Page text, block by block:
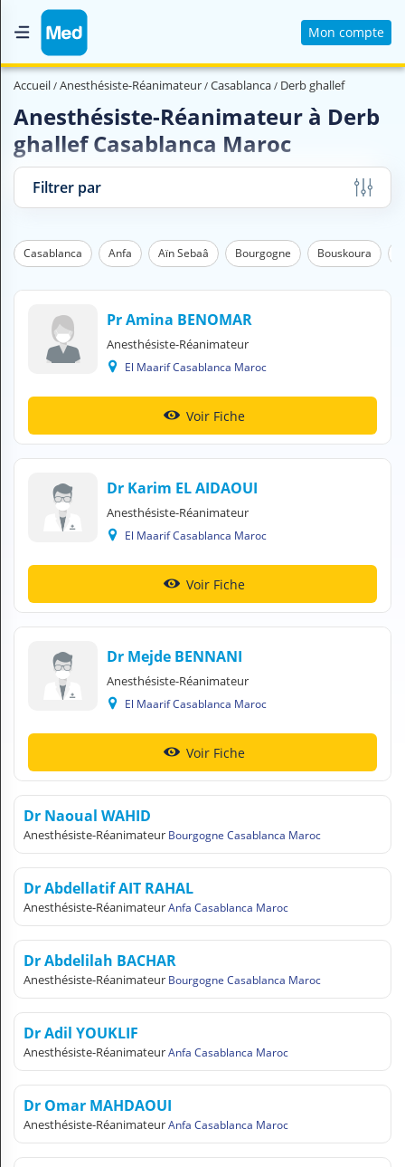
Mon compte
Accueil
Magazine Médical
Nous contacter
V
Z
Professionnel de santé
Questions médicales
Clinique
Laboratoire
Vétérinaire
O
N
C
O
P
T
E
FR Français
Accueil Anesthésiste-Réanimateur Casablanca Derb ghallef
Anesthésiste-Réanimateur à Derb
ghallef Casablanca Maroc
Filtrer par
Casablanca Anfa Aïn Sebaâ Bourgogne Bouskoura
Pr Amina BENOMAR
Anesthésiste-Réanimateur
El Maarif Casablanca Maroc
Voir Fiche
Dr Karim EL AIDAOUI
Anesthésiste-Réanimateur
El Maarif Casablanca Maroc
Voir Fiche
Dr Mejde BENNANI
Anesthésiste-Réanimateur
El Maarif Casablanca Maroc
Voir Fiche
Dr Naoual WAHID
Anesthésiste-Réanimateur Bourgogne Casablanca Maroc
Dr Abdellatif AIT RAHAL
Anesthésiste-RéanimateurAnfa Casablanca Maroc
Dr Abdelilah BACHAR
Anesthésiste-Réanimateur Bourgogne Casablanca Maroc
Dr Adil YOUKLIF
Anesthésiste-RéanimateurAnfa Casablanca Maroc
Dr Omar MAHDAOUI
Anesthésiste-RéanimateurAnfa Casablanca Maroc